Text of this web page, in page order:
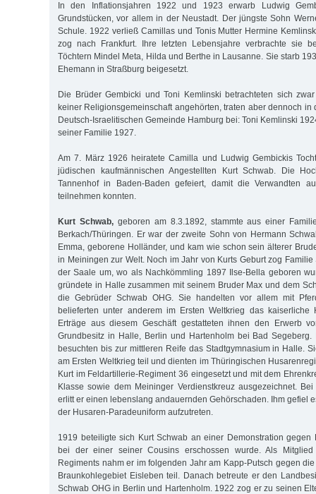
In den Inflationsjahren 1922 und 1923 erwarb Ludwig
Grundstücken, vor allem in der Neustadt. Der jüngste Sohn
Schule. 1922 verließ Camillas und Tonis Mutter Hermine
zog nach Frankfurt. Ihre letzten Lebensjahre verbrachte sie
Töchtern Mindel Meta, Hilda und Berthe in Lausanne. Sie starb
Ehemann in Straßburg beigesetzt.
Die Brüder Gembicki und Toni Kemlinski betrachteten sich
keiner Religionsgemeinschaft angehörten, traten aber dennoch in
Deutsch-Israelitischen Gemeinde Hamburg bei: Toni Kemlinski
seiner Familie 1927.
Am 7. März 1926 heiratete Camilla und Ludwig Gembickis
jüdischen kaufmännischen Angestellten Kurt Schwab. Die
Tannenhof in Baden-Baden gefeiert, damit die Verwandten
teilnehmen konnten.
Kurt Schwab,geboren am 8.3.1892, stammte aus einer
Berkach/Thüringen. Er war der zweite Sohn von Hermann
Emma, geborene Holländer, und kam wie schon sein älterer
in Meiningen zur Welt. Noch im Jahr von Kurts Geburt zog
der Saale um, wo als Nachkömmling 1897 Ilse-Bella geboren
gründete in Halle zusammen mit seinem Bruder Max und dem
die Gebrüder Schwab OHG. Sie handelten vor allem mit
belieferten unter anderem im Ersten Weltkrieg das kaiserliche
Erträge aus diesem Geschäft gestatteten ihnen den Erwerb
Grundbesitz in Halle, Berlin und Hartenholm bei Bad Segeberg.
besuchten bis zur mittleren Reife das Stadtgymnasium in Halle.
am Ersten Weltkrieg teil und dienten im Thüringischen
Kurt im Feldartillerie-Regiment 36 eingesetzt und mit dem
Klasse sowie dem Meininger Verdienstkreuz ausgezeichnet.
erlitt er einen lebenslang andauernden Gehörschaden. Ihm gefiel
der Husaren-Paradeuniform aufzutreten.
1919 beteiligte sich Kurt Schwab an einer Demonstration gegen
bei der einer seiner Cousins erschossen wurde. Als Mitglied
Regiments nahm er im folgenden Jahr am Kapp-Putsch gegen
Braunkohlegebiet Eisleben teil. Danach betreute er den
Schwab OHG in Berlin und Hartenholm. 1922 zog er zu seinen